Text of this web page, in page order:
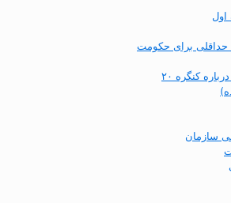
اول
حداقلی برای حکومت
کنگره ۲۰
سازمان